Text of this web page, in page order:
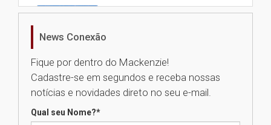
Universidade Mackenzie
Seminário discute desafios
das novas tecnologias em
News Conexão
Fique por dentro do Mackenzie!
Cadastre-se em segundos e receba nossas
notícias e novidades direto no seu e-mail.
Qual seu Nome?*